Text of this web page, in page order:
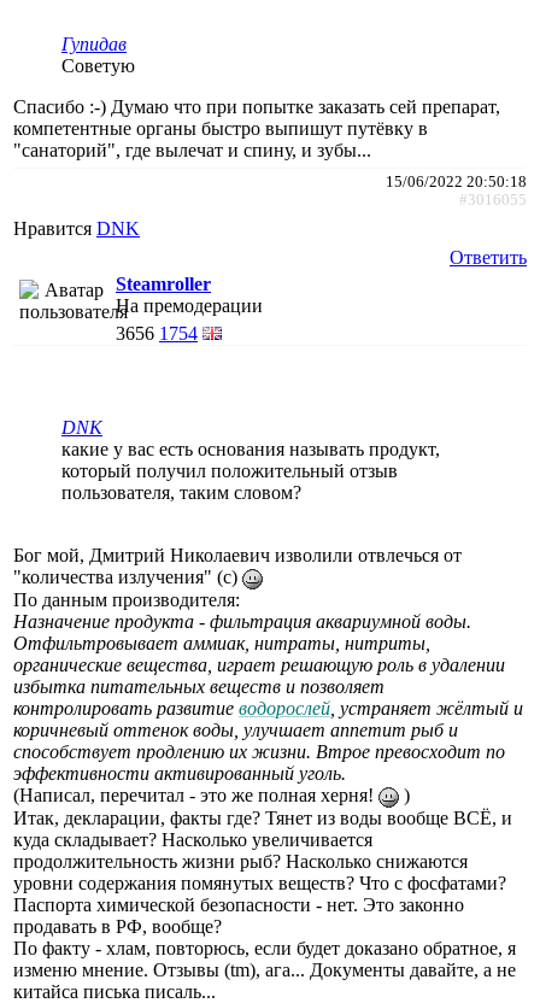
Гупидав
Советую
Спасибо :-) Думаю что при попытке заказать сей препарат,
компетентные органы быстро выпишут путёвку в
"санаторий", где вылечат и спину, и зубы...
15/06/2022 20:50:18
#3016055
Нравится DNK
Ответить
Steamroller
На премодерации
3656 1754
DNK
какие у вас есть основания называть продукт,
который получил положительный отзыв
пользователя, таким словом?
Бог мой, Дмитрий Николаевич изволили отвлечься от
"количества излучения" (с)
По данным производителя:
Назначение продукта - фильтрация аквариумной воды.
Отфильтровывает аммиак, нитраты, нитриты,
органические вещества, играет решающую роль в удалении
избытка питательных веществ и позволяет
контролировать развитие водорослей , устраняет жёлтый и
коричневый оттенок воды, улучшает аппетит рыб и
способствует продлению их жизни. Втрое превосходит по
эффективности активированный уголь.
(Написал, перечитал - это же полная херня!
)
Итак, декларации, факты где? Тянет из воды вообще ВСЁ, и
куда складывает? Насколько увеличивается
продолжительность жизни рыб? Насколько снижаются
уровни содержания помянутых веществ? Что с фосфатами?
Паспорта химической безопасности - нет. Это законно
продавать в РФ, вообще?
По факту - хлам, повторюсь, если будет доказано обратное, я
изменю мнение. Отзывы (tm), ага... Документы давайте, а не
китайса писька писаль...